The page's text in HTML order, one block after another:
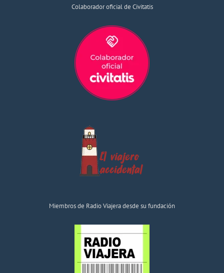
Colaborador oficial de Civitatis
Miembros de Radio Viajera desde su fundación